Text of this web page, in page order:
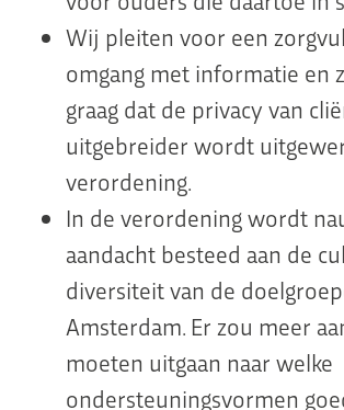
Wij pleiten voor een
omgang met informatie en
graag dat de privacy van
uitgebreider wordt
verordening.
In de verordening wordt
aandacht besteed aan de
diversiteit van de
Amsterdam. Er zou meer
moeten uitgaan naar welke
ondersteuningsvormen